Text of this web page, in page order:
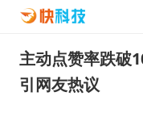
主动点赞率跌破
引网友热议